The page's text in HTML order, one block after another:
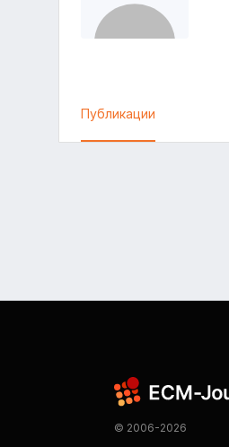
Публикации
© 2006-2026